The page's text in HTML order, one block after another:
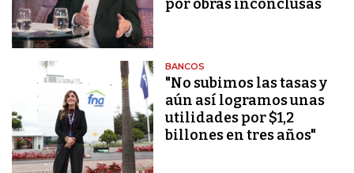
por obras inconclusas
BANCOS
"No subimos las tasas y
aún así logramos unas
utilidades por $1,2
billones en tres años"